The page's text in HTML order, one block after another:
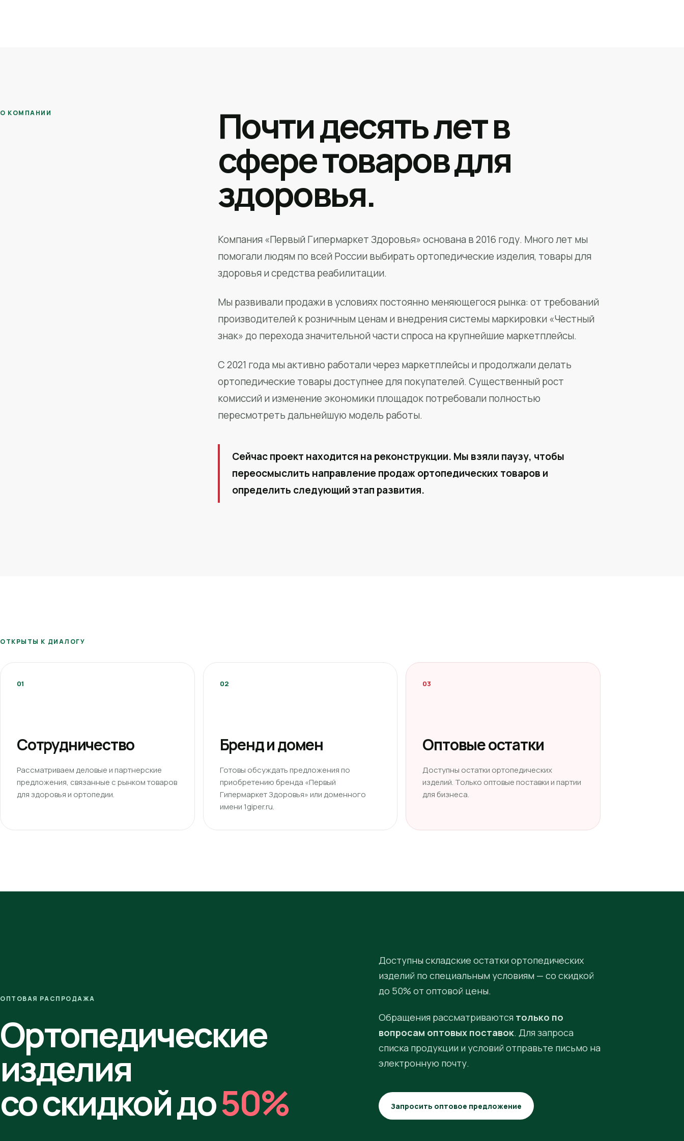
О КОМПАНИИ Почти десять лет в
сфере товаров для
здоровья.
Компания «Первый Гипермаркет Здоровья» основана в 2016 году. Много лет мы
помогали людям по всей России выбирать ортопедические изделия, товары для
здоровья и средства реабилитации.
Мы развивали продажи в условиях постоянно меняющегося рынка: от требований
производителей к розничным ценам и внедрения системы маркировки «Честный
знак» до перехода значительной части спроса на крупнейшие маркетплейсы.
С 2021 года мы активно работали через маркетплейсы и продолжали делать
ортопедические товары доступнее для покупателей. Существенный рост
комиссий и изменение экономики площадок потребовали полностью
пересмотреть дальнейшую модель работы.
Сейчас проект находится на реконструкции. Мы взяли паузу, чтобы
переосмыслить направление продаж ортопедических товаров и
определить следующий этап развития.
ОТКРЫТЫ К ДИАЛОГУ
01
Сотрудничество
Рассматриваем деловые и партнерские
предложения, связанные с рынком товаров
для здоровья и ортопедии.
02
Бренд и домен
Готовы обсуждать предложения по
приобретению бренда «Первый
Гипермаркет Здоровья» или доменного
имени 1giper.ru.
03
Оптовые остатки
Доступны остатки ортопедических
изделий. Только оптовые поставки и партии
для бизнеса.
ОПТОВАЯ РАСПРОДАЖА
Ортопедические
изделия
со скидкой до50%
Доступны складские остатки ортопедических
изделий по специальным условиям — со скидкой
до 50% от оптовой цены.
Обращения рассматриваются только по
вопросам оптовых поставок. Для запроса
списка продукции и условий отправьте письмо на
электронную почту.
Запросить оптовое предложение